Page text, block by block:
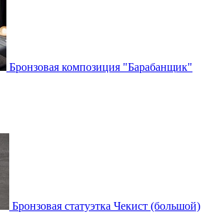
Бронзовая композиция "Барабанщик"
Бронзовая статуэтка Чекист (большой)